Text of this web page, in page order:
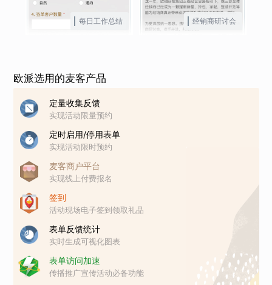
每日工作总结 经销商研讨会
欧派选用的麦客产品
定量收集反馈
实现活动限量预约
定时启用/停用表单
实现活动限时预约
麦客商户平台
实现线上付费报名
签到
活动现场电子签到领取礼品
表单反馈统计
实时生成可视化图表
表单访问加速
传播推广宣传活动必备功能